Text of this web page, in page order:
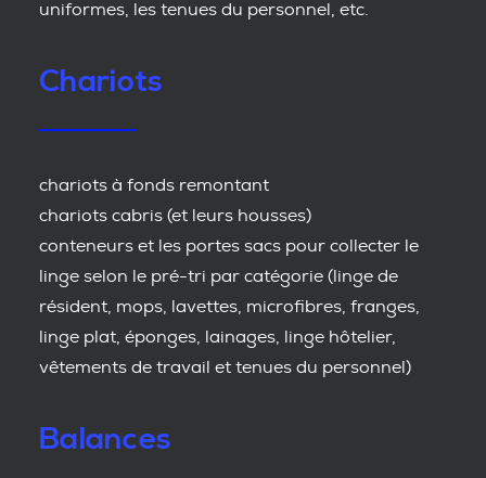
uniformes, les tenues du personnel, etc.
Chariots
chariots à fonds remontant
chariots cabris (et leurs housses)
conteneurs et les portes sacs pour collecter le
linge selon le pré-tri par catégorie (linge de
résident, mops, lavettes, microfibres, franges,
linge plat, éponges, lainages, linge hôtelier,
vêtements de travail et tenues du personnel)
Balances